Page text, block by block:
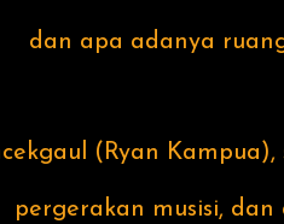
dan apa adanya
(Ryan
pergerakan musisi,